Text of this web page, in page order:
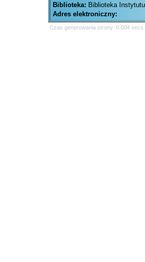
Biblioteka: Biblioteka
Adres elektroniczny:
Czas generowania strony: 0.004 secs.